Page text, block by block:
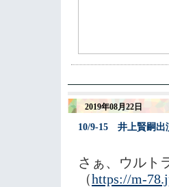
2019年08月22日
10/9-15 井上賢嗣出
さぁ、ウルト
（https://m-